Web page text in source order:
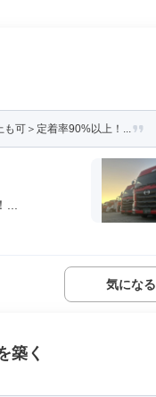
可＞定着率90%以上！...
気になる
築く